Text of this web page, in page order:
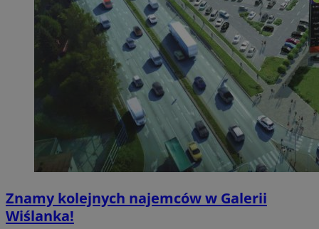
Znamy kolejnych najemców w Galerii
Wiślanka!